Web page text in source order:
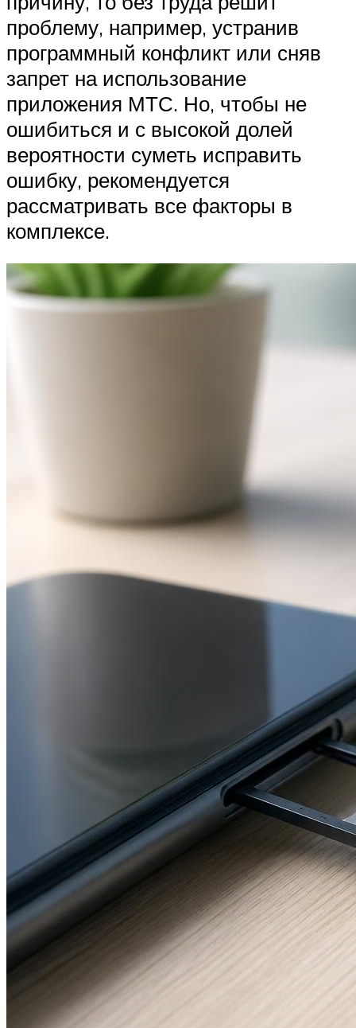
проблему, например, устранив
программный конфликт или сняв
запрет на использование
приложения МТС. Но, чтобы не
ошибиться и с высокой долей
вероятности суметь исправить
ошибку, рекомендуется
рассматривать все факторы в
комплексе.